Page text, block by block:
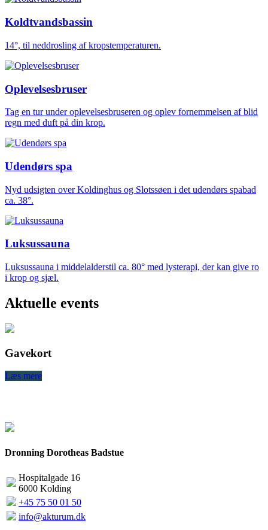
Koldtvandsbassin
14°, til neddrosling af kropstemperaturen.
Oplevelsesbruser
Tag en tur under oplevelsesbruseren og oplev fornemmelsen af blid
regn med duft på din krop.
Udendørs spa
Nyd udsigten over Koldinghus og Slotssøen i det udendørs spabad
ca. 38°.
Luksussauna
Luksussauna i middelalderstil ca. 80° med lysterapi, der kan give ro
i krop og sjæl.
Aktuelle events
Gavekort
Læs mere
Dronning Dorotheas Badstue
Hospitalgade 16
6000 Kolding
+45 75 50 01 50
info@akturum.dk